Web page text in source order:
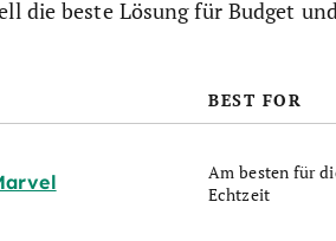
die beste Lösung für Budget
BEST FOR
Am besten für
Echtzeit